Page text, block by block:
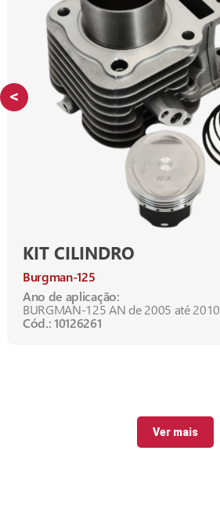
KIT CILINDRO
Burgman-125
Ano de aplicação:
BURGMAN-125 AN de 2005 até 2010
Cód.: 10126261
Ver mais